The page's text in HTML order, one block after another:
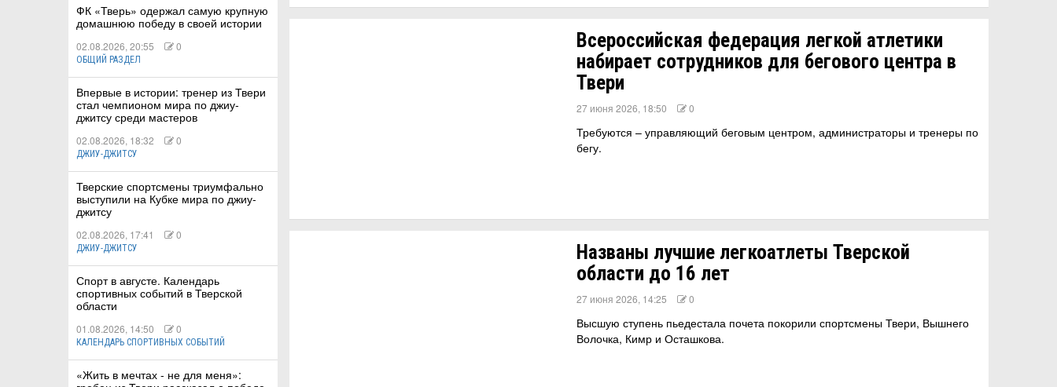
ФК «Тверь» одержал самую крупную
домашнюю победу в своей истории
02.08.2026, 20:55 0
ОБЩИЙ РАЗДЕЛ
Впервые в истории: тренер из Твери
стал чемпионом мира по джиу-
джитсу среди мастеров
02.08.2026, 18:32 0
ДЖИУ-ДЖИТСУ
Тверские спортсмены триумфально
выступили на Кубке мира по джиу-
джитсу
02.08.2026, 17:41 0
ДЖИУ-ДЖИТСУ
Спорт в августе. Календарь
спортивных событий в Тверской
области
01.08.2026, 14:50 0
КАЛЕНДАРЬ СПОРТИВНЫХ СОБЫТИЙ
«Жить в мечтах - не для меня»:
Всероссийская федерация легкой атлетики
набирает сотрудников для бегового центра в
Твери
27 июня 2026, 18:50 0
Требуются – управляющий беговым центром, администраторы и тренеры по
бегу.
Названы лучшие легкоатлеты Тверской
области до 16 лет
27 июня 2026, 14:25 0
Высшую ступень пьедестала почета покорили спортсмены Твери, Вышнего
Волочка, Кимр и Осташкова.